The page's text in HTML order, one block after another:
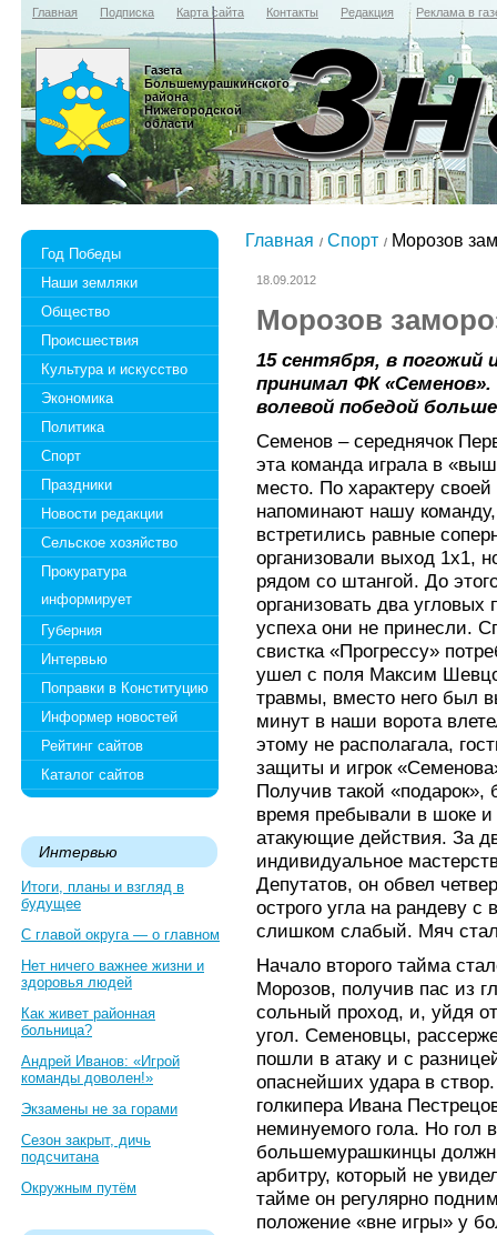
Главная Подписка Карта сайта Контакты Редакция Реклама в
Газета
Большемурашкинского
района
Нижегородской
области
Год Победы
Наши земляки
Общество
Происшествия
Культура и искусство
Экономика
Политика
Спорт
Праздники
Новости редакции
Сельское хозяйство
Прокуратура
информирует
Губерния
Интервью
Поправки в Конституцию
Информер новостей
Рейтинг сайтов
Каталог сайтов
Интервью
Итоги, планы и взгляд в
будущее
С главой округа — о главном
Нет ничего важнее жизни и
здоровья людей
Как живет районная
больница?
Андрей Иванов: «Игрой
команды доволен!»
Экзамены не за горами
Сезон закрыт, дичь
подсчитана
Окружным путём
Главная Спорт Морозов
18.09.2012
Морозов
15 сентября, в погожий
принимал ФК «Семенов».
волевой победой
Семенов – середнячок
эта команда играла в
место. По характеру
напоминают нашу
встретились равные
организовали выход 1х1,
рядом со штангой. До
организовать два
успеха они не принесли.
свистка «Прогрессу»
ушел с поля Максим
травмы, вместо него был
минут в наши ворота
этому не располагала,
защиты и игрок
Получив такой
время пребывали в шоке и
атакующие действия. За
индивидуальное
Депутатов, он обвел
острого угла на рандеву с
слишком слабый. Мяч
Начало второго тайма
Морозов, получив пас из
сольный проход, и, уйдя
угол. Семеновцы,
пошли в атаку и с
опаснейших удара в
голкипера Ивана
неминуемого гола. Но гол
большемурашкинцы
арбитру, который не
тайме он регулярно
положение «вне игры» у